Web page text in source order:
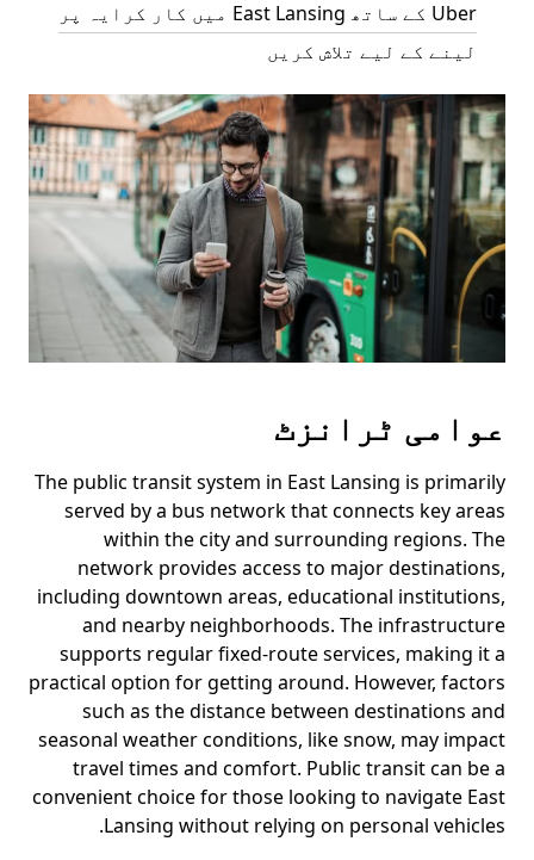
Uber کے ساتھ East Lansing میں کار کرایہ پر
لینے کے لیے تلاش کریں
عوامی ٹرانزٹ
The public transit system in East Lansing is primarily
served by a bus network that connects key areas
within the city and surrounding regions. The
network provides access to major destinations,
including downtown areas, educational institutions,
and nearby neighborhoods. The infrastructure
supports regular fixed-route services, making it a
practical option for getting around. However, factors
such as the distance between destinations and
seasonal weather conditions, like snow, may impact
travel times and comfort. Public transit can be a
convenient choice for those looking to navigate East
Lansing without relying on personal vehicles.